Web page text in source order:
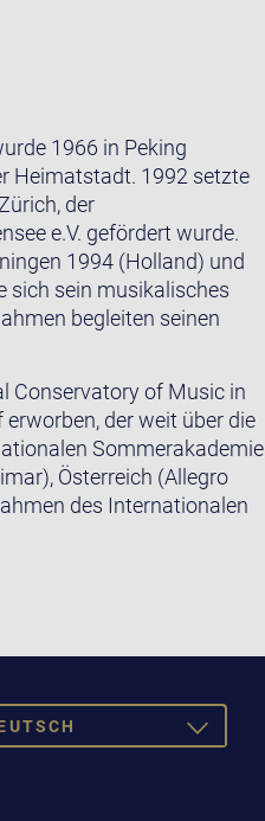
1966 in Peking
Heimatstadt. 1992 setzte
der
e.V. gefördert wurde.
1994 (Holland) und
sich sein musikalisches
begleiten seinen
Conservatory of Music in
der weit über die
Sommerakademie
Österreich (Allegro
des Internationalen
TOGGLE
DROPDOWN